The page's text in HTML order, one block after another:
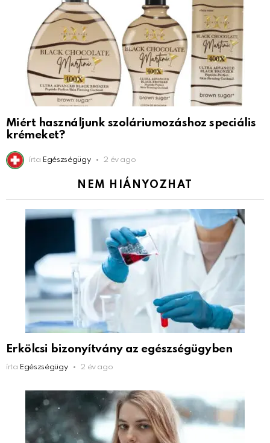
Miért használjunk szoláriumozáshoz speciális
krémeket?
írta Egészségügy 2 év ago
NEM HIÁNYOZHAT
Erkölcsi bizonyítvány az egészségügyben
írta Egészségügy 2 év ago